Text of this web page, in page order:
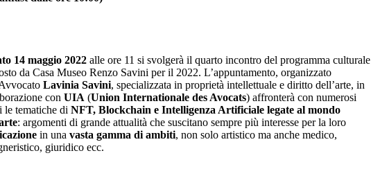
14 maggio 2022 alle ore 11 si svolgerà il quarto incontro del programma culturale
da Casa Museo Renzo Savini per il 2022. L’appuntamento, organizzato
Lavinia Savini, specializzata in proprietà intellettuale e diritto dell’arte, in
con UIA (Union Internationale des Avocats) affronterà con numerosi
le tematiche di NFT, Blockchain e Intelligenza Artificiale legate al mondo
: argomenti di grande attualità che suscitano sempre più interesse per la loro
in una vasta gamma di ambiti, non solo artistico ma anche medico,
giuridico ecc.